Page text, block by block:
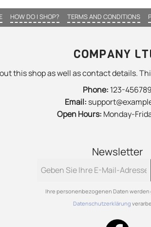
HOW DO I SHOP? TERMS AND CONDITIONS
COMPANY
this shop as well as contact details.
Phone: 123-456789
Email:
Open Hours: Monday-
Newsletter
Ihre personenbezogenen Daten werden
Datenschutzerklärung